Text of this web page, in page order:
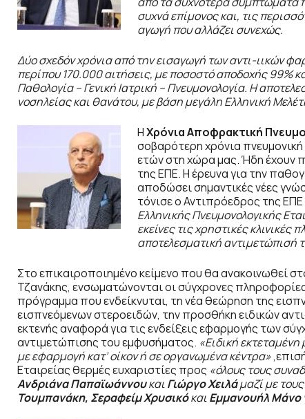
συχνά επίμονος και, τις
αγωγή που αλλάζει συνεχώς.
Δύο σχεδόν χρόνια από την εισαγωγή των αντι-ιικών
περίπου 170.000 αιτήσεις, με ποσοστό αποδοχής 99%
Παθολογία – Γενική Ιατρική – Πνευμονολογία. Η
νοσηλείας και θανάτου, με βάση μεγάλη Ελληνική
ΗΧρόνια Αποφρακτική
σοβαρότερη χρόνια
ετών στη χώρα μας. Ήδη έχουν
της ΕΠΕ. Η έρευνα για την
αποδώσει σημαντικές νέες
τόνισε ο Αντιπρόεδρος της ΕΠΕ
Ελληνικής Πνευμονολογικής
εκείνες τις χρηστικές
αποτελεσματική
Στο επικαιροποιημένο κείμενο που θα ανακοινωθεί
Τζανάκης, ενσωματώνονται οι σύγχρονες
πρόγραμμα που ενδείκνυται, τη νέα θεώρηση της
εισπνεόμενων στεροειδών, την προσθήκη ειδικών
εκτενής αναφορά για τις ενδείξεις εφαρμογής των
αντιμετώπισης του εμφυσήματος. «Ειδική
με εφαρμογή κατ’ οίκον ή σε οργανωμένα κέντρα»
Εταιρείας θερμές ευχαριστίες προς «όλους τους
Ανδριάνα ΠαπαϊωάννουκαιΓιώργο Χειλάμαζί με
Τουμπανάκη, Σεραφείμ ΧρυσικόκαιΕμμανουήλ Μάνο